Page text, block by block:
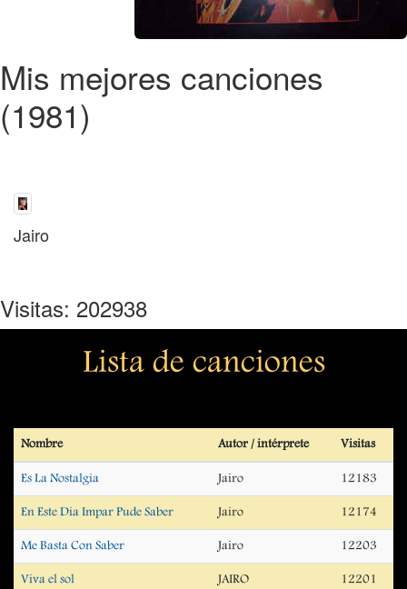
Mis mejores canciones
(1981)
Jairo
Visitas: 202938
Lista de canciones
Nombre Autor / intérprete Visitas
Es La Nostalgia Jairo 12183
En Este Dia Impar Pude Saber Jairo 12174
Me Basta Con Saber Jairo 12203
Viva el sol JAIRO 12201